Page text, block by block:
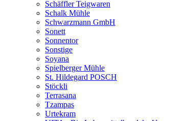
Schäffler Teigwaren
Schalk Mühle
Schwarzmann GmbH
Sonett
Sonnentor
Sonstige
Soyana
Spielberger Mühle
St. Hildegard POSCH
Stöckli
Terrasana
Tzampas
Urtekram